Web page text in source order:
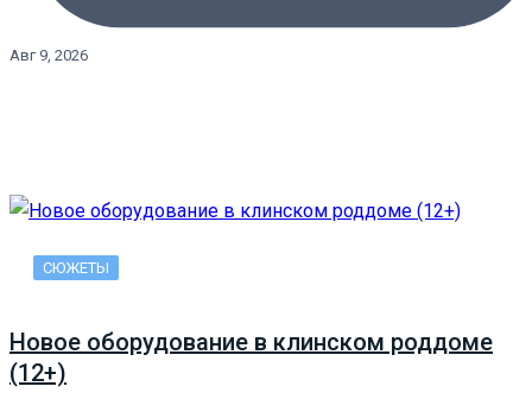
Авг 9, 2026
СЮЖЕТЫ
Новое оборудование в клинском роддоме
(12+)